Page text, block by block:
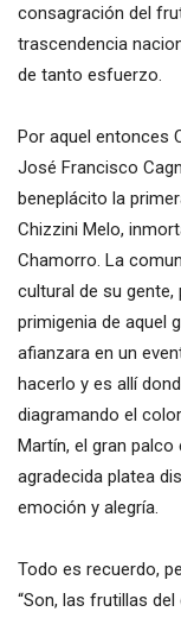
consagración del
trascendencia
de tanto esfuerzo.
Por aquel entonces
José Francisco
beneplácito la
Chizzini Melo,
Chamorro. La
cultural de su
primigenia de aquel
afianzara en un
hacerlo y es allí
diagramando el
Martín, el gran palco
agradecida platea
emoción y alegría.
Todo es recuerdo,
“Son, las frutillas